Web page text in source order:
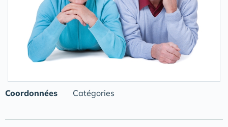
Coordonnées Catégories